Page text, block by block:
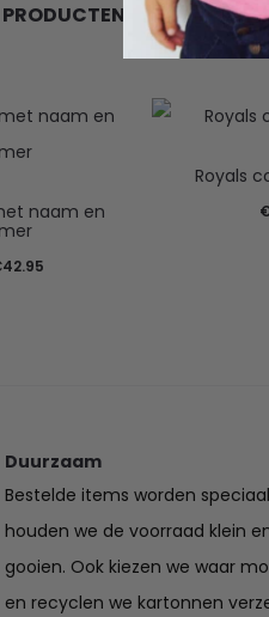
naam en
42.95
Royals
Duurzaam
Bestelde items worden
houden we de voorraad klein
gooien. Ook kiezen we waar
en recyclen we kartonnen